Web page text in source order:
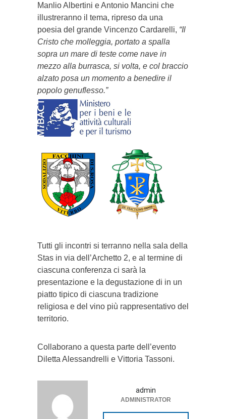
Manlio Albertini e Antonio Mancini che
illustreranno il tema, ripreso da una
poesia del grande Vincenzo Cardarelli, “Il
Cristo che molleggia, portato a spalla
sopra un mare di teste come nave in
mezzo alla burrasca, si volta, e col braccio
alzato posa un momento a benedire il
popolo genuflesso.”
Tutti gli incontri si terranno nella sala della
Stas in via dell’Archetto 2, e al termine di
ciascuna conferenza ci sarà la
presentazione e la degustazione di in un
piatto tipico di ciascuna tradizione
religiosa e del vino più rappresentativo del
territorio.
Collaborano a questa parte dell’evento
Diletta Alessandrelli e Vittoria Tassoni.
admin
ADMINISTRATOR